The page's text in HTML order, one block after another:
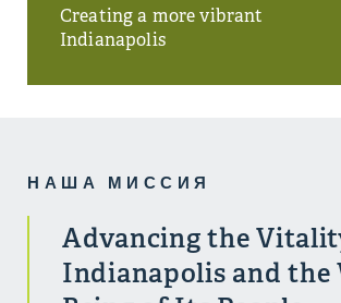
Creating a more vibrant
Indianapolis
НАША МИССИЯ
Advancing the
Indianapolis and the